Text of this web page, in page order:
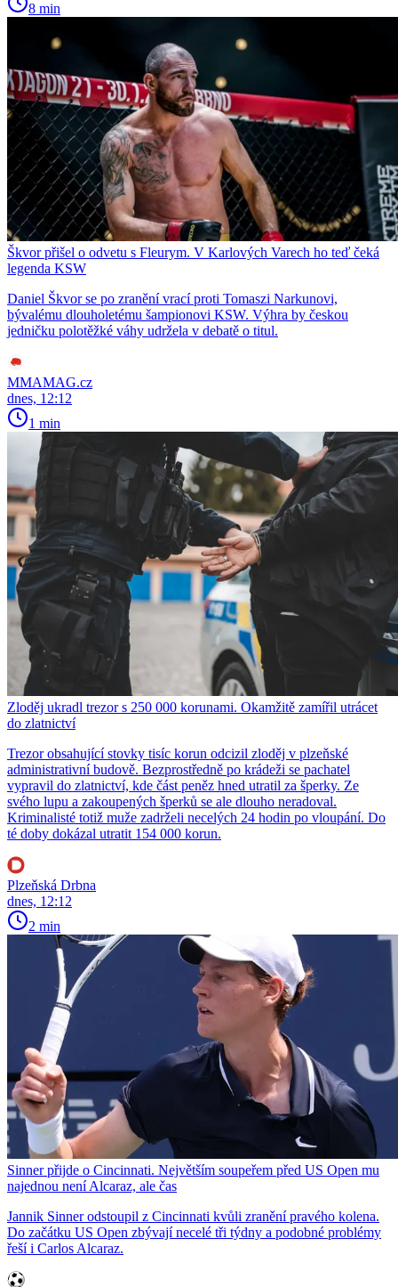
8 min
Škvor přišel o odvetu s Fleurym. V Karlových Varech ho teď čeká
legenda KSW
Daniel Škvor se po zranění vrací proti Tomaszi Narkunovi,
bývalému dlouholetému šampionovi KSW. Výhra by českou
jedničku polotěžké váhy udržela v debatě o titul.
MMAMAG.cz
dnes, 12:12
1 min
Zloděj ukradl trezor s 250 000 korunami. Okamžitě zamířil utrácet
do zlatnictví
Trezor obsahující stovky tisíc korun odcizil zloděj v plzeňské
administrativní budově. Bezprostředně po krádeži se pachatel
vypravil do zlatnictví, kde část peněz hned utratil za šperky. Ze
svého lupu a zakoupených šperků se ale dlouho neradoval.
Kriminalisté totiž muže zadrželi necelých 24 hodin po vloupání. Do
té doby dokázal utratit 154 000 korun.
Plzeňská Drbna
dnes, 12:12
2 min
Sinner přijde o Cincinnati. Největším soupeřem před US Open mu
najednou není Alcaraz, ale čas
Jannik Sinner odstoupil z Cincinnati kvůli zranění pravého kolena.
Do začátku US Open zbývají necelé tři týdny a podobné problémy
řeší i Carlos Alcaraz.